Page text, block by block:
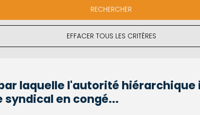
EFFACER TOUS LES CRITÈRES
laquelle l'autorité
syndical en congé...